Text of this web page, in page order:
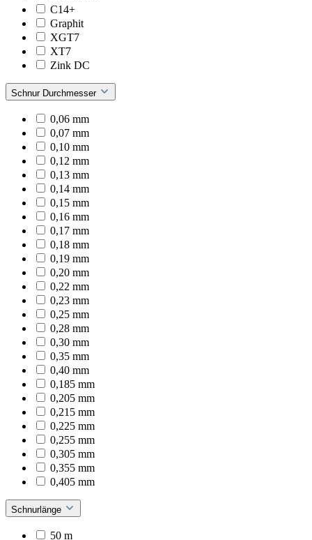
C14+
Graphit
XGT7
XT7
Zink DC
Schnur Durchmesser
0,06 mm
0,07 mm
0,10 mm
0,12 mm
0,13 mm
0,14 mm
0,15 mm
0,16 mm
0,17 mm
0,18 mm
0,19 mm
0,20 mm
0,22 mm
0,23 mm
0,25 mm
0,28 mm
0,30 mm
0,35 mm
0,40 mm
0,185 mm
0,205 mm
0,215 mm
0,225 mm
0,255 mm
0,305 mm
0,355 mm
0,405 mm
Schnurlänge
50 m